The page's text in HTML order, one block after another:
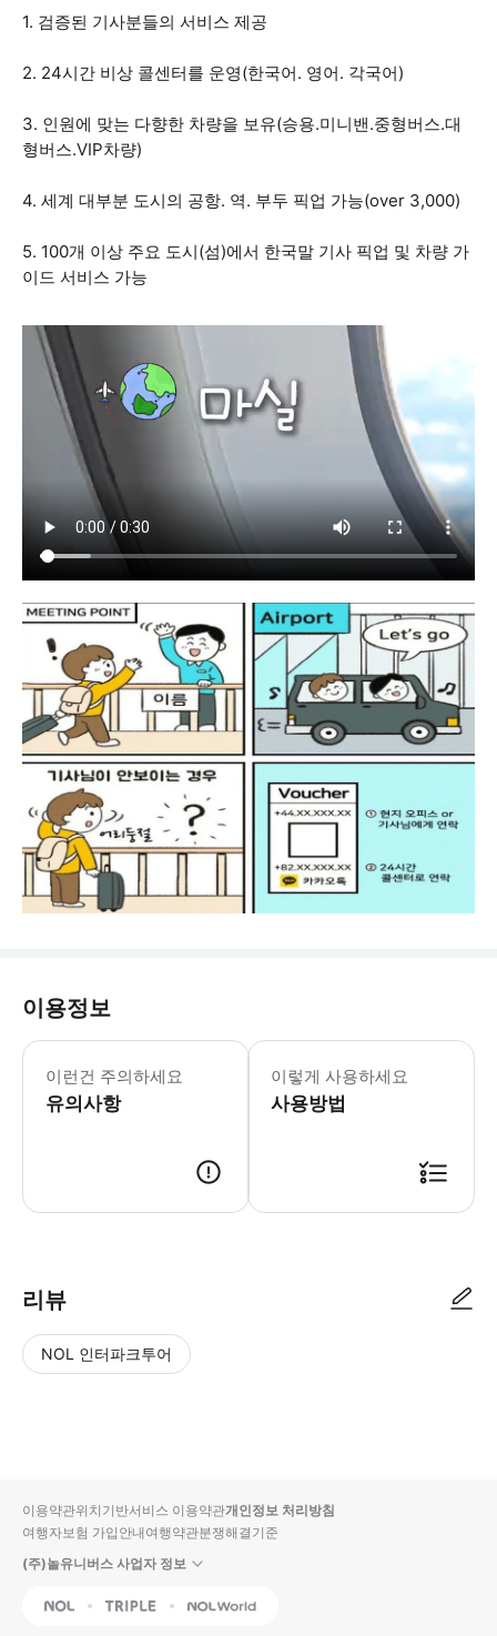
1. 검증된 기사분들의 서비스 제공
2. 24시간 비상 콜센터를 운영(한국어. 영어. 각국어)
3. 인원에 맞는 다향한 차량을 보유(승용.미니밴.중형버스.대
형버스.VIP차량)
4. 세계 대부분 도시의 공항. 역. 부두 픽업 가능(over 3,000)
5. 100개 이상 주요 도시(섬)에서 한국말 기사 픽업 및 차량 가
이드 서비스 가능
이용정보
이런건 주의하세요
유의사항
★★ 픽업 미스에 따른 환불 절차는 하
이렇게 사용하세요
사용방법
리뷰
NOL 인터파크투어
입니
다.
사
순
상
이용약관위치기반서비스 이용약관개인정보 처리방침
여행자보험 가입안내여행약관분쟁해결기준
(주)놀유니버스 사업자 정보
NOL Triple Interpark Global